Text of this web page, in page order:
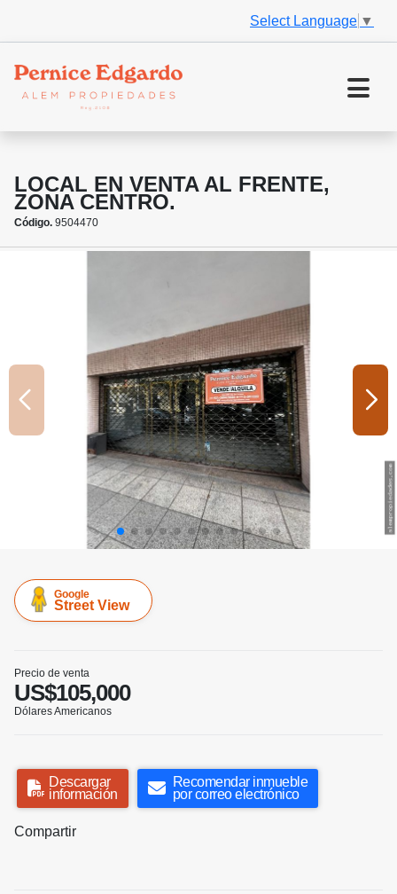
Select Language ▼
LOCAL EN VENTA AL FRENTE,
ZONA CENTRO.
Código. 9504470
Google
Street View
Precio de venta
US$105,000
Dólares Americanos
Descargar
información
Recomendar inmueble
por correo electrónico
Compartir